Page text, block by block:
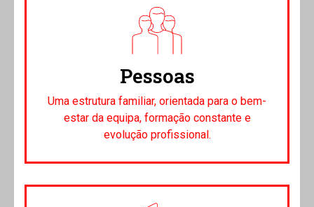
Pessoas
Uma estrutura familiar, orientada para o bem-
estar da equipa, formação constante e
evolução profissional.